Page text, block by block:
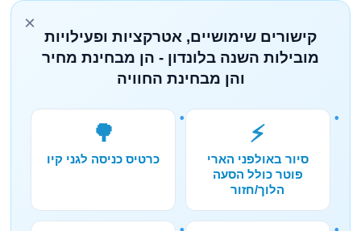
×
קישורים שימושיים, אטרקציות ופעילויות
מובילות השנה בלונדון - הן מבחינת מחיר
והן מבחינת החוויה
⚡
סיור באולפני הארי
פוטר כולל הסעה
הלוך/חזור
🌳
כרטיס כניסה לגני קיו